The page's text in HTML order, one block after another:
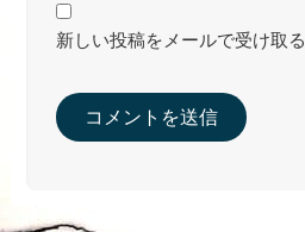
新しい投稿をメールで受け取る